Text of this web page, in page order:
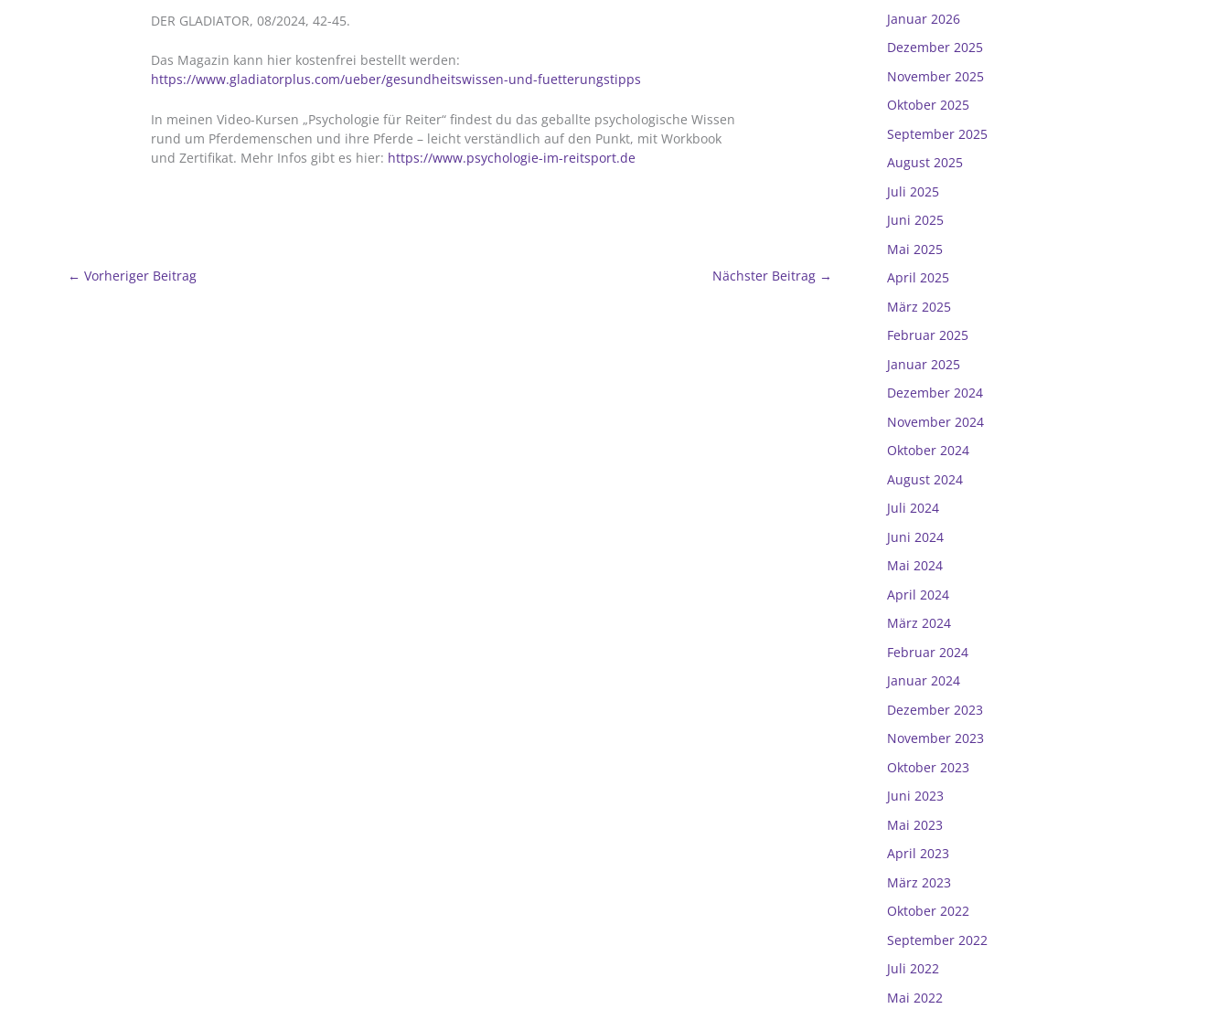
DER GLADIATOR, 08/2024, 42-45.
Das Magazin kann hier kostenfrei bestellt werden:
https://www.gladiatorplus.com/ueber/gesundheitswissen-und-fuetterungstipps
In meinen Video-Kursen „Psychologie für Reiter“ findest du das geballte psychologische Wissen
rund um Pferdemenschen und ihre Pferde – leicht verständlich auf den Punkt, mit Workbook
und Zertifikat. Mehr Infos gibt es hier: https://www.psychologie-im-reitsport.de
← Vorheriger Beitrag Nächster Beitrag →
Januar 2026
Dezember 2025
November 2025
Oktober 2025
September 2025
August 2025
Juli 2025
Juni 2025
Mai 2025
April 2025
März 2025
Februar 2025
Januar 2025
Dezember 2024
November 2024
Oktober 2024
August 2024
Juli 2024
Juni 2024
Mai 2024
April 2024
März 2024
Februar 2024
Januar 2024
Dezember 2023
November 2023
Oktober 2023
Juni 2023
Mai 2023
April 2023
März 2023
Oktober 2022
September 2022
Juli 2022
Mai 2022